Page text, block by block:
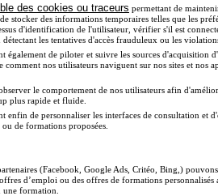
des cookies ou traceurs permettant de
stocker des informations temporaires telles que les
d'identification de l'utilisateur, vérifier s'il est
les tentatives d'accès frauduleux ou les
également de piloter et suivre les sources d'acquisition
comment nos utilisateurs naviguent sur nos sites et nos
le comportement de nos utilisateurs afin
plus rapide et fluide.
enfin de personnaliser les interfaces de consultation et
de formations proposées.
(Facebook, Google Ads, Critéo, Bing,)
d’emploi ou des offres de formations
formation.